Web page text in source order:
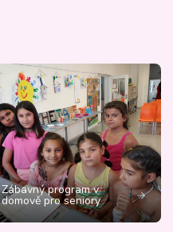
Zábavný program v
domově pro seniory